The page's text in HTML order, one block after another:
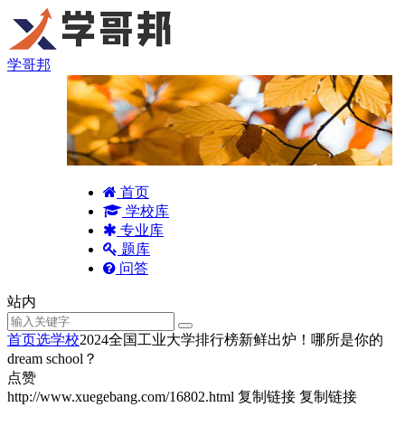
学哥邦
首页
学校库
专业库
题库
问答
站内
首页选学校2024全国工业大学排行榜新鲜出炉！哪所是你的
dream school？
点赞
http://www.xuegebang.com/16802.html 复制链接 复制链接